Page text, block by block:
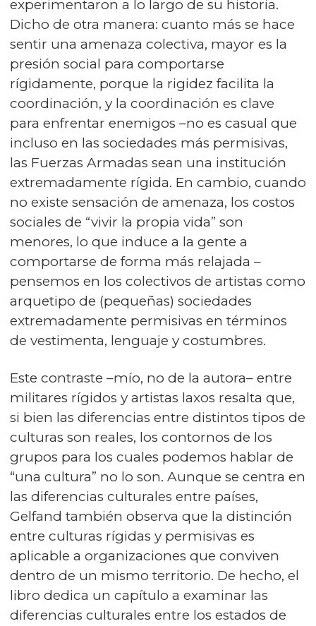
experimentaron a lo largo de su historia.
Dicho de otra manera: cuanto más se hace
sentir una amenaza colectiva, mayor es la
presión social para comportarse
rígidamente, porque la rigidez facilita la
coordinación, y la coordinación es clave
para enfrentar enemigos –no es casual que
incluso en las sociedades más permisivas,
las Fuerzas Armadas sean una institución
extremadamente rígida. En cambio, cuando
no existe sensación de amenaza, los costos
sociales de “vivir la propia vida” son
menores, lo que induce a la gente a
comportarse de forma más relajada –
pensemos en los colectivos de artistas como
arquetipo de (pequeñas) sociedades
extremadamente permisivas en términos
de vestimenta, lenguaje y costumbres.
Este contraste –mío, no de la autora– entre
militares rígidos y artistas laxos resalta que,
si bien las diferencias entre distintos tipos de
culturas son reales, los contornos de los
grupos para los cuales podemos hablar de
“una cultura” no lo son. Aunque se centra en
las diferencias culturales entre países,
Gelfand también observa que la distinción
entre culturas rígidas y permisivas es
aplicable a organizaciones que conviven
dentro de un mismo territorio. De hecho, el
libro dedica un capítulo a e­xa­mi­nar las
diferencias culturales entre los estados de